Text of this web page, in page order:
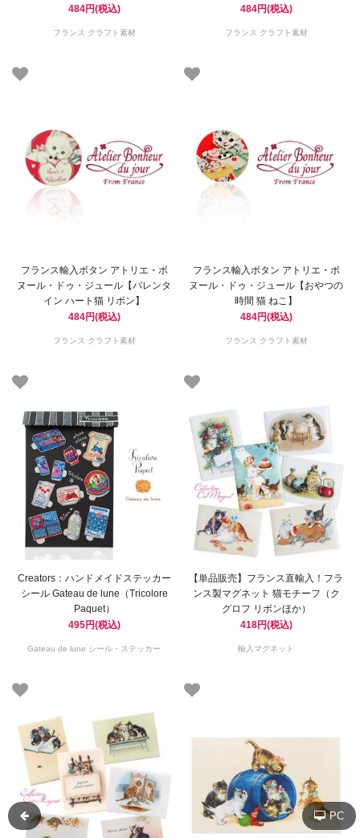
484円(税込)
フランス クラフト素材
484円(税込)
フランス クラフト素材
フランス輸入ボタン アトリエ・ボ
ヌール・ドゥ・ジュール【バレンタ
イン ハート猫 リボン】
484円(税込)
フランス クラフト素材
フランス輸入ボタン アトリエ・ボ
ヌール・ドゥ・ジュール【おやつの
時間 猫 ねこ】
484円(税込)
フランス クラフト素材
Creators：ハンドメイドステッカー
シール Gateau de lune（Tricolore
Paquet）
495円(税込)
Gateau de lune シール・ステッカー
【単品販売】フランス直輸入！フラ
ンス製マグネット 猫モチーフ（ク
グロフ リボンほか）
418円(税込)
輸入マグネット
PC